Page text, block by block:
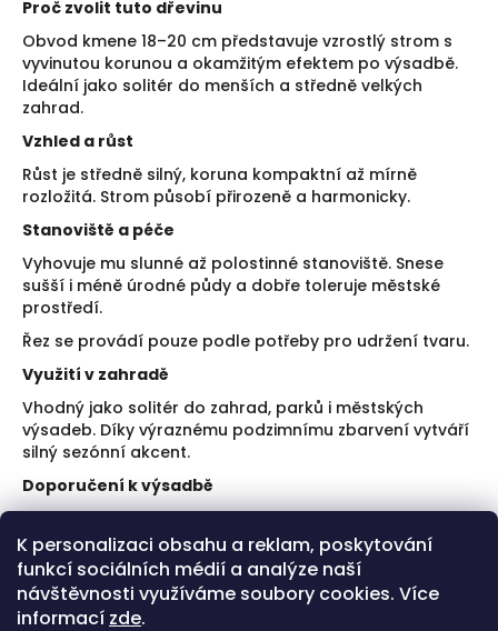
K personalizaci obsahu a reklam, poskytování
funkcí sociálních médií a analýze naší
návštěvnosti využíváme soubory cookies. Více
informací zde.
Proč zvolit tuto dřevinu
Obvod kmene 18–20 cm představuje vzrostlý strom s
vyvinutou korunou a okamžitým efektem po výsadbě.
Ideální jako solitér do menších a středně velkých
zahrad.
Vzhled a růst
Růst je středně silný, koruna kompaktní až mírně
rozložitá. Strom působí přirozeně a harmonicky.
Stanoviště a péče
Vyhovuje mu slunné až polostinné stanoviště. Snese
sušší i méně úrodné půdy a dobře toleruje městské
prostředí.
Řez se provádí pouze podle potřeby pro udržení tvaru.
Využití v zahradě
Vhodný jako solitér do zahrad, parků i městských
výsadeb. Díky výraznému podzimnímu zbarvení vytváří
silný sezónní akcent.
Doporučení k výsadbě
Pro nejintenzivnější podzimní barvy zvolte slunné
stanoviště.
Plusy a limity